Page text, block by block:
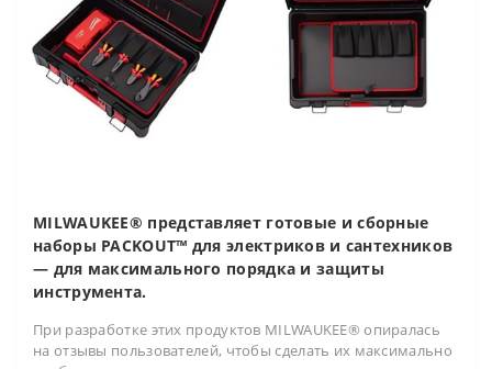
MILWAUKEE® представляет готовые и сборные
наборы PACKOUT™ для электриков и сантехников
— для максимального порядка и защиты
инструмента.
При разработке этих продуктов MILWAUKEE® опиралась
на отзывы пользователей, чтобы сделать их максимально